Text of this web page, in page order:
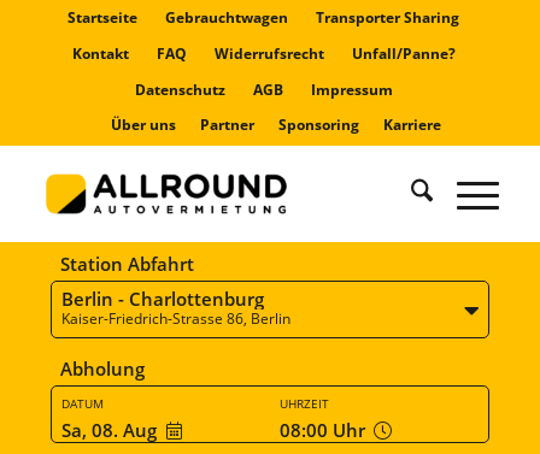
Startseite Gebrauchtwagen
Transporter Sharing
Kontakt
FAQ Widerrufsrecht
Unfall/Panne?
Datenschutz
AGB
Impressum
Über uns
Partner Sponsoring Karriere
Station Abfahrt
Berlin - Charlottenburg
Kaiser-Friedrich-Strasse 86, Berlin
Abholung
DATUM
Sa, 08. Aug
UHRZEIT
08:00 Uhr